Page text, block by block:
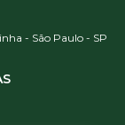
- São Paulo - SP